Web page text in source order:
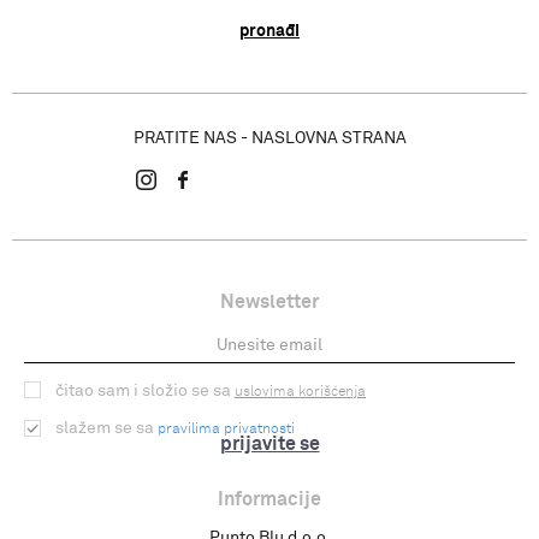
pronađi
PRATITE NAS - NASLOVNA STRANA
Newsletter
prijavite se
čitao sam i složio se sa uslovima korišćenja
slažem se sa pravilima privatnosti
Informacije